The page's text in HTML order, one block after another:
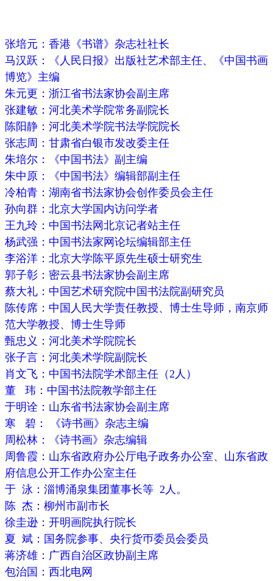
张培元：香港《书谱》杂志社社长
马汉跃：《人民日报》出版社艺术部主任、《中国书画
博览》主编
朱元更：浙江省书法家协会副主席
张建敏：河北美术学院常务副院长
陈阳静：河北美术学院书法学院院长
张志周：甘肃省白银市发改委主任
朱培尔：《中国书法》副主编
朱中原：《中国书法》编辑部副主任
冷柏青：湖南省书法家协会创作委员会主任
孙向群：北京大学国内访问学者
王九玲：中国书法网北京记者站主任
杨武强：中国书法家网论坛编辑部主任
李浴洋：北京大学陈平原先生硕士研究生
郭子彰：密云县书法家协会副主席
蔡大礼：中国艺术研究院中国书法院副研究员
陈传席：中国人民大学责任教授、博士生导师，南京师
范大学教授、博士生导师
甄忠义：河北美术学院院长
张子言：河北美术学院副院长
肖文飞：中国书法院学术部主任（2人）
董 玮：中国书法院教学部主任
于明诠：山东省书法家协会副主席
寒 碧： 《诗书画》杂志主编
周松林：《诗书画》杂志编辑
周鲁霞：山东省政府办公厅电子政务办公室、山东省政
府信息公开工作办公室主任
于 泳：淄博涌泉集团董事长等 2人。
陈 杰：柳州市副市长
徐圭逊：开明画院执行院长
夏 斌：国务院参事、央行货帀委员会委员
蒋济雄：广西自治区政协副主席
包治国：西北电网